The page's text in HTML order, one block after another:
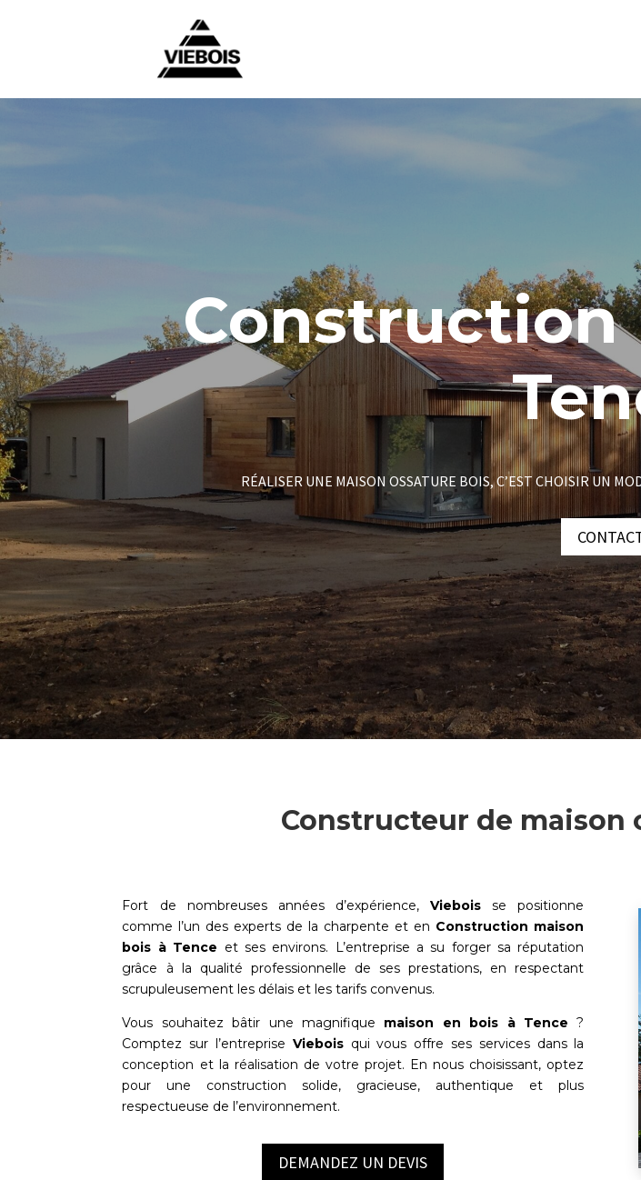
Construction
RÉALISER UNE MAISON OSSATURE BOIS, C’EST CHOISIR UN
Constructeur de maison
Fort de nombreuses années d’expérience,Viebois se positionne
comme l’un des experts de la charpente et en Construction maison
bois à Tence et ses environs. L’entreprise a su forger sa réputation
grâce à la qualité professionnelle de ses prestations, en respectant
scrupuleusement les délais et les tarifs convenus.
Vous souhaitez bâtir une magnifique maison en bois à Tence ?
Comptez sur l’entreprise Vieboisqui vous offre ses services dans la
conception et la réalisation de votre projet. En nous choisissant, optez
pour une construction solide, gracieuse, authentique et plus
respectueuse de l’environnement.
DEMANDEZ UN DEVIS